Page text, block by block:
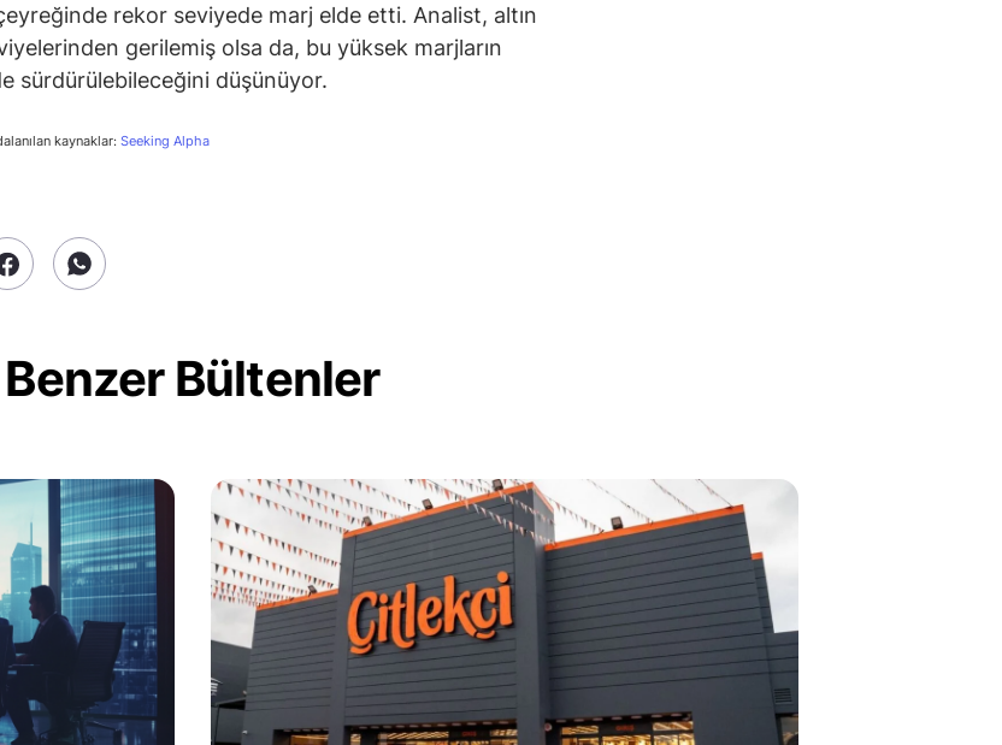
rekor seviyede marj elde etti. Analist, altın
gerilemiş olsa da, bu yüksek marjların
sürdürülebileceğini düşünüyor.
kaynaklar: Seeking Alpha
Benzer Bültenler